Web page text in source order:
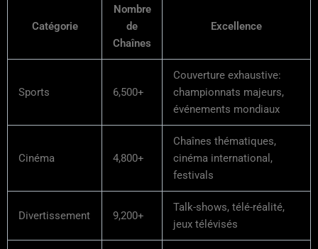
Catégorie
Nombre
de
Chaînes
Excellence
Sports 6,500+
Couverture exhaustive:
championnats majeurs,
événements mondiaux
Cinéma 4,800+
Chaînes thématiques,
cinéma international,
festivals
Divertissement 9,200+
Talk-shows, télé-réalité,
jeux télévisés